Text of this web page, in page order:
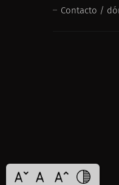
Contacto /